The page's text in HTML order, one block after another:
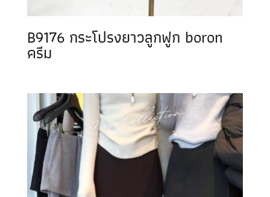
B9176 กระโปรงยาวลูกฟูก boron
ครีม